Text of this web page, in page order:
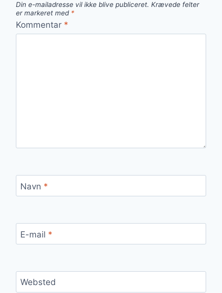
Din e-mailadresse vil ikke blive publiceret. Krævede felter
er markeret med *
Kommentar *
Navn *
E-mail *
Websted